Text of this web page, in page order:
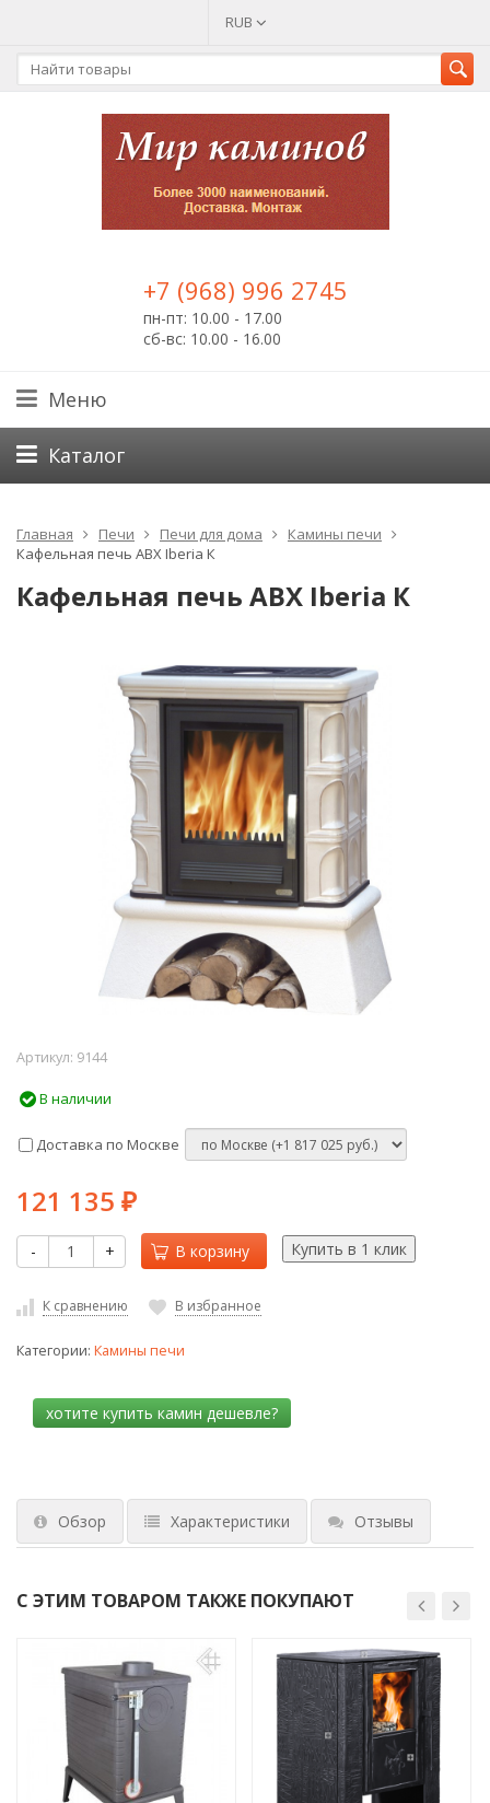
RUB
+7 (968) 996 2745
пн-пт: 10.00 - 17.00
сб-вс: 10.00 - 16.00
Меню
Каталог
Главная Печи Печи для дома
Камины печи
Кафельная печь ABX Iberia К
Кафельная печь ABX Iberia К
Артикул: 9144
В наличии
Доставка по Москве
121 135 ₽
- + В корзину
К сравнению В избранное
Категории: Камины печи
Обзор Характеристики Отзывы
С ЭТИМ ТОВАРОМ ТАКЖЕ ПОКУПАЮТ